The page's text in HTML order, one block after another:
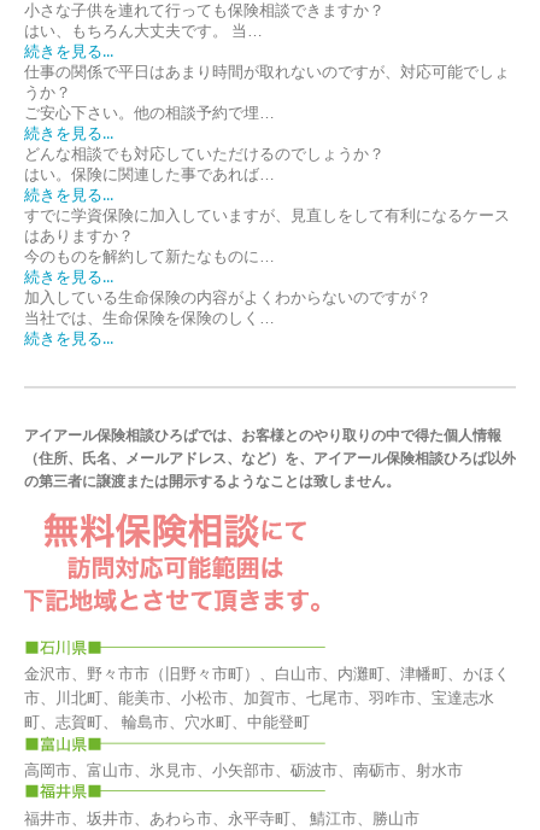
小さな子供を連れて行っても保険相談できますか？
はい、もちろん大丈夫です。 当…
続きを見る...
仕事の関係で平日はあまり時間が取れないのですが、対応可能でしょ
うか？
ご安心下さい。他の相談予約で埋…
続きを見る...
どんな相談でも対応していただけるのでしょうか？
はい。保険に関連した事であれば…
続きを見る...
すでに学資保険に加入していますが、見直しをして有利になるケース
はありますか？
今のものを解約して新たなものに…
続きを見る...
加入している生命保険の内容がよくわからないのですが？
当社では、生命保険を保険のしく…
続きを見る...
アイアール保険相談ひろばでは、お客様とのやり取りの中で得た個人情報
（住所、氏名、メールアドレス、など）を、アイアール保険相談ひろば以外
の第三者に譲渡または開示するようなことは致しません。
金沢市、野々市市（旧野々市町）、白山市、内灘町、津幡町、かほく
市、川北町、能美市、小松市、加賀市、七尾市、羽咋市、宝達志水
町、志賀町、 輪島市、穴水町、中能登町
高岡市、富山市、氷見市、小矢部市、砺波市、南砺市、射水市
福井市、坂井市、あわら市、永平寺町、 鯖江市、勝山市